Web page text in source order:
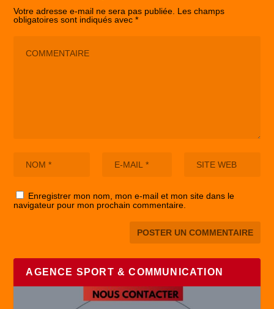
Votre adresse e-mail ne sera pas publiée. Les champs
obligatoires sont indiqués avec*
Enregistrer mon nom, mon e-mail et mon site dans le
navigateur pour mon prochain commentaire.
AGENCE SPORT & COMMUNICATION